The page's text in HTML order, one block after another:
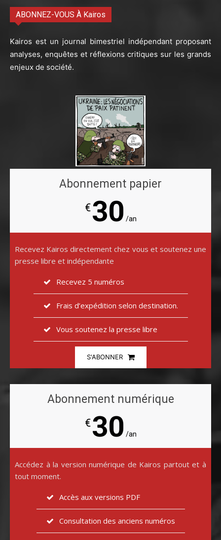
ABONNEZ-VOUS À Kairos
Kairos est un journal bimestriel indépendant proposant
analyses, enquêtes et réflexions critiques sur les grands
enjeux de société.
Abonnement papier
€30 /an
Recevez Kairos directement chez vous et soutenez une
presse libre et indépendante
Recevez 5 numéros
Frais d’expédition selon destination.
Vous soutenez la presse libre
S'ABONNER
Abonnement numérique
€30 /an
Accédez à la version numérique de Kairos partout et à
tout moment.
Accès aux versions PDF
Consultation des anciens numéros